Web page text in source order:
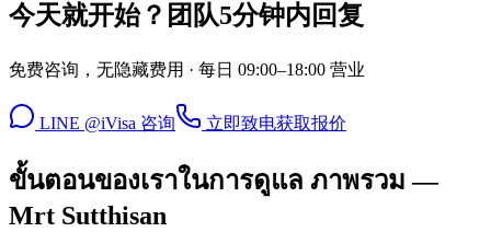
今天就开始？团队5分钟内回复
免费咨询，无隐藏费用 · 每日 09:00–18:00 营业
LINE @iVisa 咨询 立即致电获取报价
ขั้นตอนของเราในการดูแล ภาพรวม —
Mrt Sutthisan